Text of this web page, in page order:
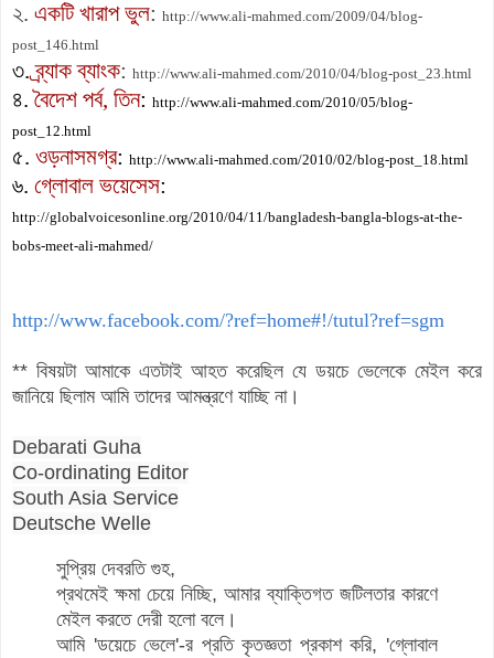
২. একটি খারাপ ভুল: http://www.ali-mahmed.com/2009/04/blog-
post_146.html
৩.ব্র্যাক ব্যাংক: http://www.ali-mahmed.com/2010/04/blog-post_23.html
৪.বৈদেশ পর্ব, তিন: http://www.ali-mahmed.com/2010/05/blog-
post_12.html
৫. ওড়নাসমগ্র: http://www.ali-mahmed.com/2010/02/blog-post_18.html
৬. গ্লোবাল ভয়েসেস:
http://globalvoicesonline.org/2010/04/11/bangladesh-bangla-blogs-at-the-
bobs-meet-ali-mahmed/
http://www.facebook.com/?ref=home#!/tutul?ref=sgm
** বিষয়টা আমাকে এতটাই আহত করেছিল যে ডয়চে ভেলেকে মেইল করে
জানিয়ে ছিলাম আমি তাদের আমন্ত্রণে যাচ্ছি না।
Debarati Guha
Co-ordinating Editor
South Asia Service
Deutsche Welle
সুপ্রিয় দেবরতি গুহ,
প্রথমেই ক্ষমা চেয়ে নিচ্ছি, আমার ব্যাক্তিগত জটিলতার কারণে
মেইল করতে দেরী হলো বলে।
আমি 'ডয়েচে ভেলে'-র প্রতি কৃতজ্ঞতা প্রকাশ করি, 'গ্লোবাল